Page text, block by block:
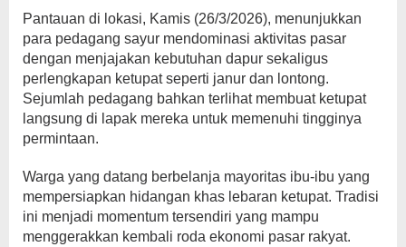
Pantauan di lokasi, Kamis (26/3/2026), menunjukkan
para pedagang sayur mendominasi aktivitas pasar
dengan menjajakan kebutuhan dapur sekaligus
perlengkapan ketupat seperti janur dan lontong.
Sejumlah pedagang bahkan terlihat membuat ketupat
langsung di lapak mereka untuk memenuhi tingginya
permintaan.
Warga yang datang berbelanja mayoritas ibu-ibu yang
mempersiapkan hidangan khas lebaran ketupat. Tradisi
ini menjadi momentum tersendiri yang mampu
menggerakkan kembali roda ekonomi pasar rakyat.